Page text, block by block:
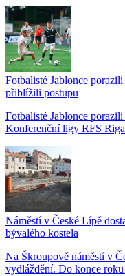
Fotbalisté Jablonce
přiblížili postupu
Fotbalisté Jablonce
Konferenční ligy RFS
Náměstí v České Lípě
bývalého kostela
Na Škroupově náměstí v
vydláždění. Do konce